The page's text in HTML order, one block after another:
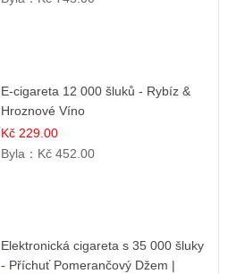
E-cigareta 12 000 šluků - Rybíz &
Hroznové Víno
Kč 229.00
Byla： Kč 452.00
Elektronická cigareta s 35 000 šluky
- Příchuť Pomerančový Džem |